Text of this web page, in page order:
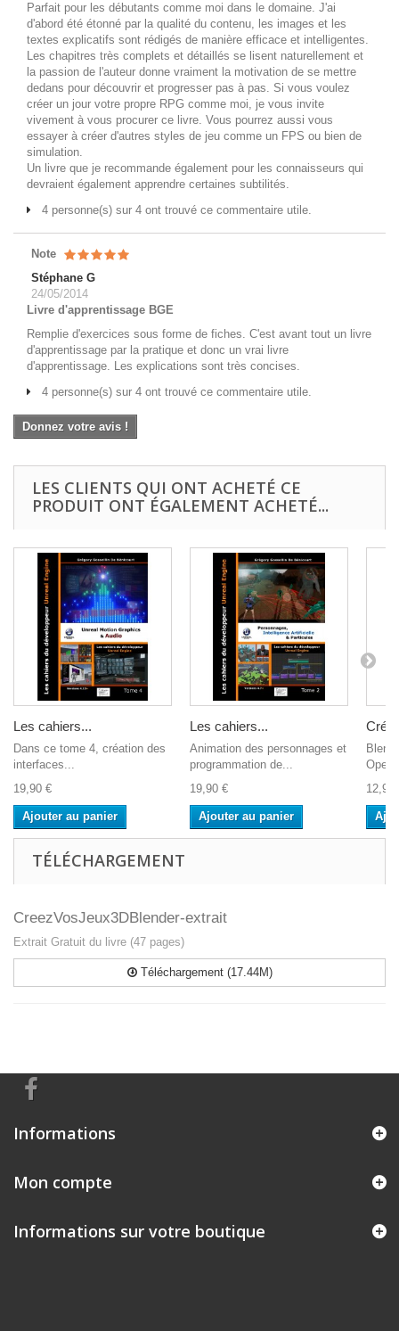
Parfait pour les débutants comme moi dans le domaine. J'ai
d'abord été étonné par la qualité du contenu, les images et les
textes explicatifs sont rédigés de manière efficace et intelligentes.
Les chapitres très complets et détaillés se lisent naturellement et
la passion de l'auteur donne vraiment la motivation de se mettre
dedans pour découvrir et progresser pas à pas. Si vous voulez
créer un jour votre propre RPG comme moi, je vous invite
vivement à vous procurer ce livre. Vous pourrez aussi vous
essayer à créer d'autres styles de jeu comme un FPS ou bien de
simulation.
Un livre que je recommande également pour les connaisseurs qui
devraient également apprendre certaines subtilités.
4 personne(s) sur 4 ont trouvé ce commentaire utile.
Note
Stéphane G
24/05/2014
Livre d'apprentissage BGE
Remplie d'exercices sous forme de fiches. C'est avant tout un livre
d'apprentissage par la pratique et donc un vrai livre
d'apprentissage. Les explications sont très concises.
4 personne(s) sur 4 ont trouvé ce commentaire utile.
Donnez votre avis !
LES CLIENTS QUI ONT ACHETÉ CE
PRODUIT ONT ÉGALEMENT ACHETÉ...
Les cahiers...
Dans ce tome 4, création des
interfaces...
19,90 €
Ajouter au panier
Les cahiers...
Animation des personnages et
programmation de...
19,90 €
Ajouter au panier
Open
12,95
TÉLÉCHARGEMENT
CreezVosJeux3DBlender-extrait
Extrait Gratuit du livre (47 pages)
Téléchargement (17.44M)
Informations
Mon compte
Informations sur votre boutique